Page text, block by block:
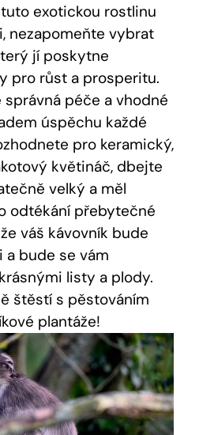
exotickou rostlinu
nezapomeňte vybrat
jí poskytne
pro růst a prosperitu.
správná péče a vhodné
úspěchu každé
pro keramický,
květináč, dbejte
velký a měl
odtékání přebytečné
váš kávovník bude
bude se vám
listy a plody.
štěstí s pěstováním
plantáže!